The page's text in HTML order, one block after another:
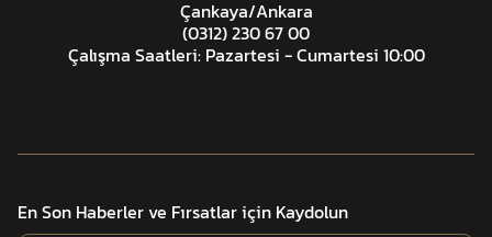
Çankaya/Ankara
(0312) 230 67 00
Çalışma Saatleri: Pazartesi - Cumartesi 10:00
En Son Haberler ve Fırsatlar için Kaydolun